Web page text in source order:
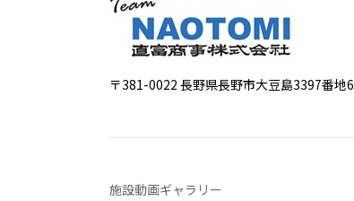
〒381-0022 長野県長野市大豆島3397番地6
施設動画ギャラリー